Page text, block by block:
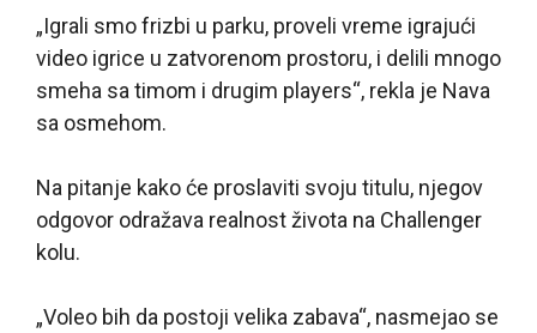
„Igrali smo frizbi u parku, proveli vreme igrajući
video igrice u zatvorenom prostoru, i delili mnogo
smeha sa timom i drugim players“, rekla je Nava
sa osmehom.
Na pitanje kako će proslaviti svoju titulu, njegov
odgovor odražava realnost života na Challenger
kolu.
„Voleo bih da postoji velika zabava“, nasmejao se